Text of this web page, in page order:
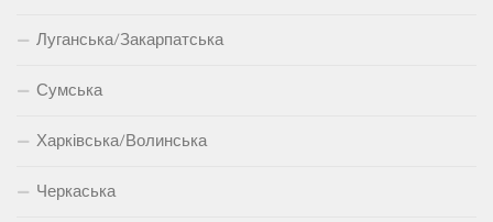
Луганська/Закарпатська
Сумська
Харківська/Волинська
Черкаська